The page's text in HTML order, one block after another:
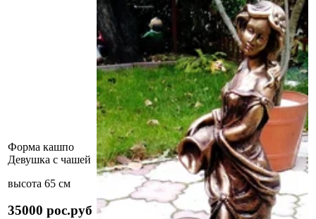
Форма кашпо
Девушка с чашей
высота 65 см
35000 рос.руб